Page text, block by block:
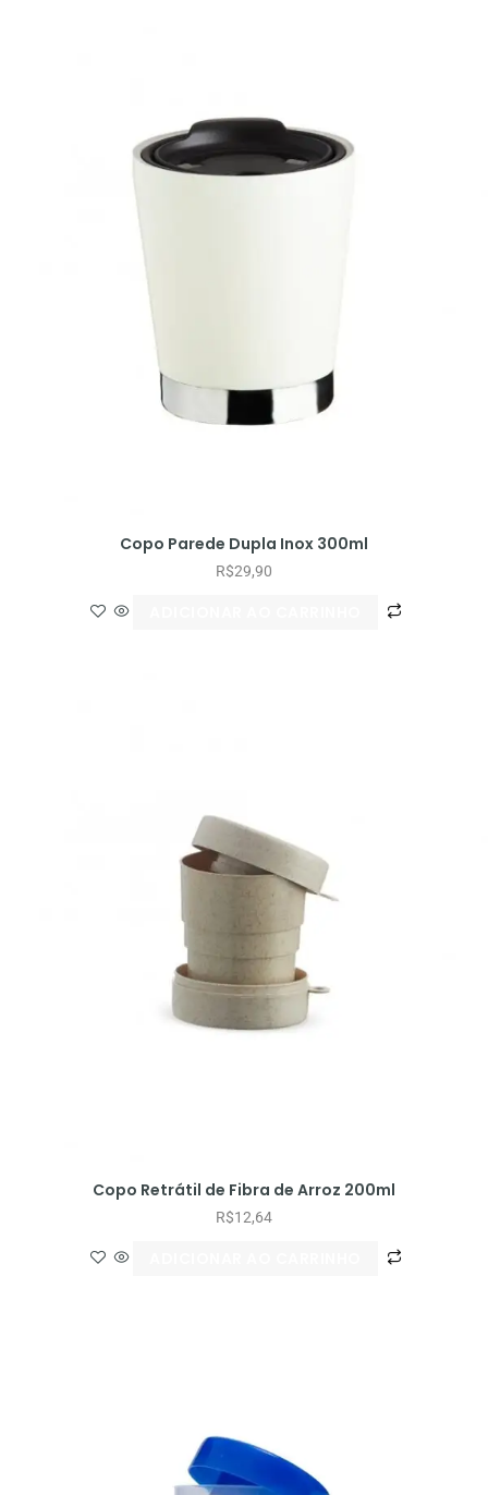
Copo Parede Dupla Inox 300ml
R$29,90
Copo Retrátil de Fibra de Arroz 200ml
R$12,64